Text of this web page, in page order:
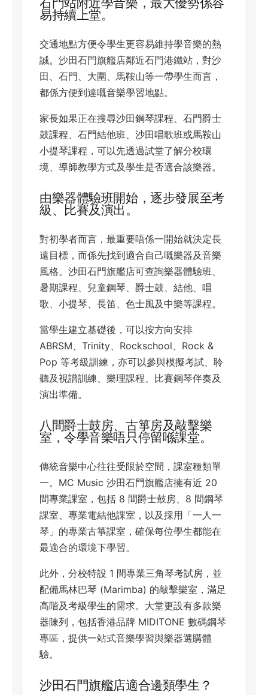
易持續上堂。
交通地點方便令學生更容易維持學音樂的熱
誠。沙田石門旗艦店鄰近石門港鐵站，對沙
田、石門、大圍、馬鞍山等一帶學生而言，
都係方便到達嘅音樂學習地點。
家長如果正在搜尋沙田鋼琴課程、石門爵士
鼓課程、石門結他班、沙田唱歌班或馬鞍山
小提琴課程，可以先透過試堂了解分校環
境、導師教學方式及學生是否適合該樂器。
由樂器體驗班開始，逐步發展至考
級、比賽及演出。
對初學者而言，最重要唔係一開始就決定長
遠目標，而係先找到適合自己嘅樂器及音樂
風格。沙田石門旗艦店可查詢樂器體驗班、
暑期課程、兒童鋼琴、爵士鼓、結他、唱
歌、小提琴、長笛、色士風及中樂等課程。
當學生建立基礎後，可以按方向安排
ABRSM、Trinity、Rockschool、Rock &
Pop 等考級訓練，亦可以參與模擬考試、聆
聽及視譜訓練、樂理課程、比賽鋼琴伴奏及
演出準備。
八間爵士鼓房、古箏房及敲擊樂
室，令學音樂唔只停留喺課堂。
傳統音樂中心往往受限於空間，課室種類單
一。MC Music 沙田石門旗艦店擁有近 20
間專業課室，包括 8 間爵士鼓房、8 間鋼琴
課室、專業電結他課室，以及採用「一人一
琴」的專業古箏課室，確保每位學生都能在
最適合的環境下學習。
此外，分校特設 1 間專業三角琴考試房，並
配備馬林巴琴 (Marimba) 的敲擊樂室，滿足
高階及考級學生的需求。大堂更設有多款樂
器陳列，包括香港品牌 MIDITONE 數碼鋼琴
專區，提供一站式音樂學習與樂器選購體
驗。
沙田石門旗艦店適合邊類學生？